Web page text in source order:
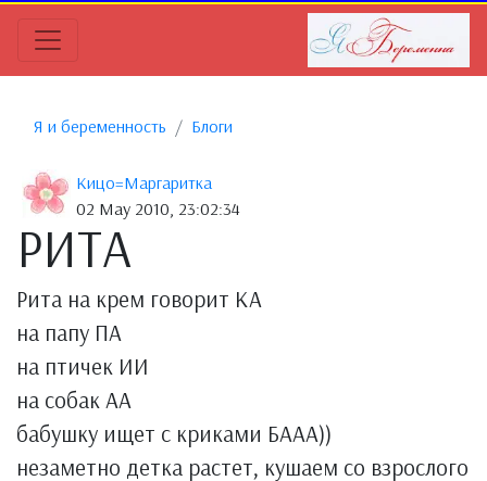
Я и беременность Блоги
Кицо=Маргаритка
02 May 2010, 23:02:34
РИТА
Рита на крем говорит КА
на папу ПА
на птичек ИИ
на собак АА
бабушку ищет с криками БААА))
незаметно детка растет, кушаем со взрослого